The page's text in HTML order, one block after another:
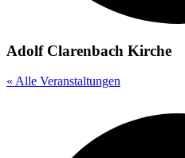
Adolf Clarenbach Kirche
« Alle Veranstaltungen